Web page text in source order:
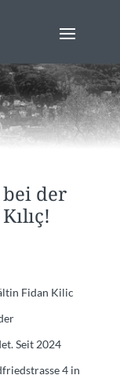
der
Fidan Kilic
Seit 2024
4 in